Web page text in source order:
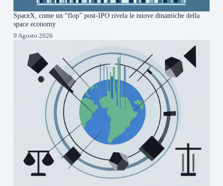
SpaceX, come un “flop” post-IPO rivela le nuove dinamiche della
space economy
9 Agosto 2026